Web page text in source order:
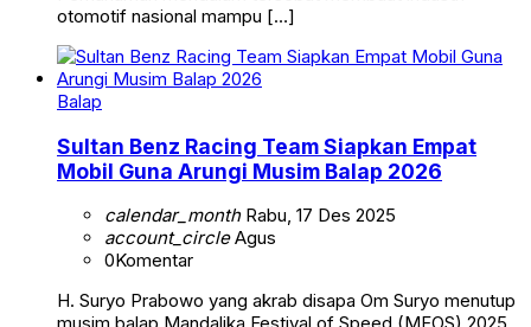
otomotif nasional mampu […]
Balap
Sultan Benz Racing Team Siapkan Empat
Mobil Guna Arungi Musim Balap 2026
calendar_monthRabu, 17 Des 2025
account_circleAgus
0Komentar
H. Suryo Prabowo yang akrab disapa Om Suryo menutup